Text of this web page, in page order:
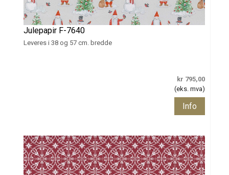
Julepapir F-7640
Leveres i 38 og 57 cm. bredde
kr 795,00
(eks. mva)
Info